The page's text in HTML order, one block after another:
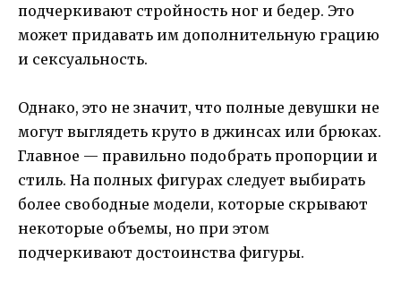
подчеркивают стройность ног и бедер. Это
может придавать им дополнительную грацию
и сексуальность.
Однако, это не значит, что полные девушки не
могут выглядеть круто в джинсах или брюках.
Главное — правильно подобрать пропорции и
стиль. На полных фигурах следует выбирать
более свободные модели, которые скрывают
некоторые объемы, но при этом
подчеркивают достоинства фигуры.